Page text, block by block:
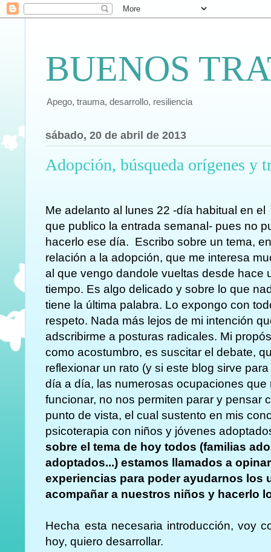
BUENOS
Apego, trauma, desarrollo, resiliencia
sábado, 20 de abril de 2013
Adopción, búsqueda orígenes y
Me adelanto al lunes 22 -día habitual en el
que publico la entrada semanal- pues no
hacerlo ese día. Escribo sobre un tema,
relación a la adopción, que me interesa
al que vengo dandole vueltas desde hace
tiempo. Es algo delicado y sobre lo que
tiene la última palabra. Lo expongo con
respeto. Nada más lejos de mi intención
adscribirme a posturas radicales. Mi
como acostumbro, es suscitar el debate,
reflexionar un rato (y si este blog sirve
día a día, las numerosas ocupaciones
funcionar, no nos permiten parar y pensar
punto de vista, el cual sustento en mis
psicoterapia con niños y jóvenes
sobre el tema de hoy todos (familias
adoptados...) estamos llamados a
experiencias para poder ayudarnos los
acompañar a nuestros niños y hacerlo
Hecha esta necesaria introducción, voy
hoy, quiero desarrollar.